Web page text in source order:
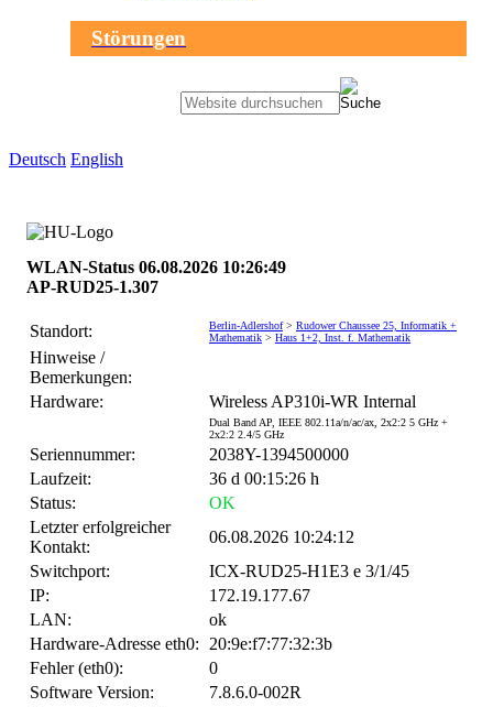
Störungen
Sprachauswahl
Deutsch English
Humboldt-
zu
Berlin
Computer-
und
Medienservice
WLAN-Status 06.08.2026 10:26:49
AP-RUD25-1.307
Standort: Berlin-Adlershof> Rudower Chaussee 25, Informatik +
Mathematik > Haus 1+2, Inst. f. Mathematik
Hinweise /
Bemerkungen:
Hardware:
Wireless AP310i-WR Internal
Dual Band AP, IEEE 802.11a/n/ac/ax, 2x2:2 5 GHz +
2x2:2 2.4/5 GHz
Seriennummer:
2038Y-1394500000
Laufzeit:
36 d 00:15:26 h
Status:
OK
Letzter erfolgreicher
Kontakt:
06.08.2026 10:24:12
Switchport:
ICX-RUD25-H1E3 e 3/1/45
IP:
172.19.177.67
LAN:
ok
Hardware-Adresse eth0:
20:9e:f7:77:32:3b
Fehler (eth0):
0
Software Version:
7.8.6.0-002R